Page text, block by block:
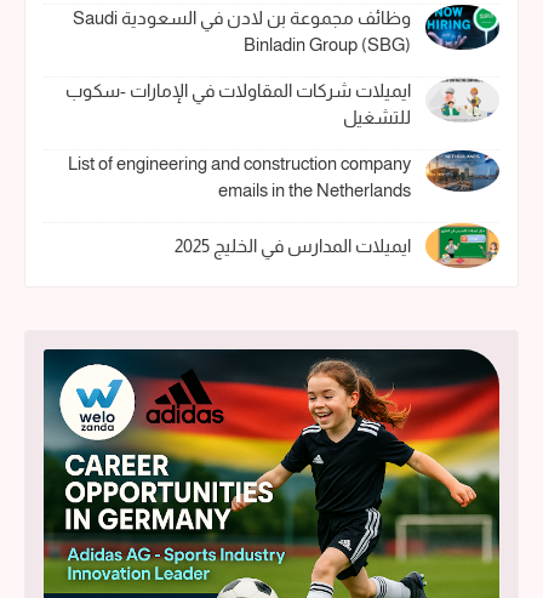
وظائف مجموعة بن لادن في السعودية Saudi
Binladin Group (SBG)
ايميلات شركات المقاولات في الإمارات -سكوب
للتشغيل
List of engineering and construction company
emails in the Netherlands
ايميلات المدارس في الخليج 2025